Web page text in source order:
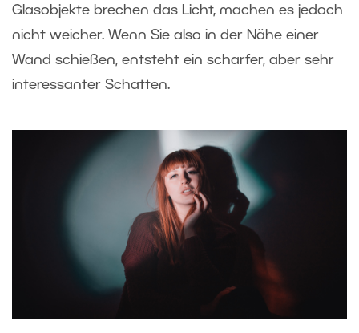
Glasobjekte brechen das Licht, machen es jedoch
nicht weicher. Wenn Sie also in der Nähe einer
Wand schießen, entsteht ein scharfer, aber sehr
interessanter Schatten.